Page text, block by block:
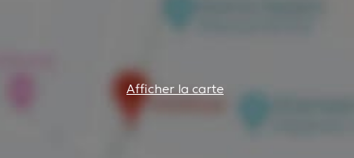
Afficher la carte